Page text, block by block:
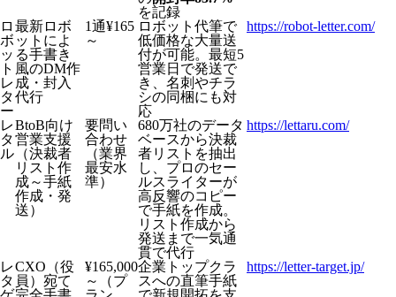
を記録
ロ
ボ
ッ
ト
レ
タ
ー
最新ロボ
ットによ
る手書き
風のDM作
成・封入
代行
1通¥165
～
ロボット代筆で
低価格な大量送
付が可能。最短5
営業日で発送で
き、名刺やチラ
シの同梱にも対
応
https://robot-letter.com/
レ
タ
ル
BtoB向け
営業支援
（決裁者
リスト作
成～手紙
作成・発
送）
要問い
合わせ
（業界
最安水
準）
680万社のデータ
ベースから決裁
者リストを抽出
し、プロのセー
ルスライターが
高反響のコピー
で手紙を作成。
リスト作成から
発送まで一気通
貫で代行
https://lettaru.com/
レ
タ
CXO（役
員）宛て
¥165,000
～（プ
企業トップクラ
スへの直筆手紙
https://letter-target.jp/